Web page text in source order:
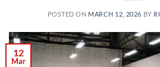
POSTED ON MARCH 12, 2026 BY
12
Mar